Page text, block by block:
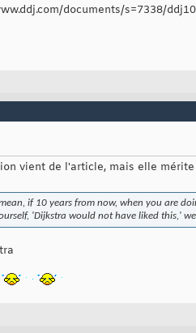
documents/s=7338/
vient de l'article, mais elle
if 10 years from now, when you are
'Dijkstra would not have liked this,'